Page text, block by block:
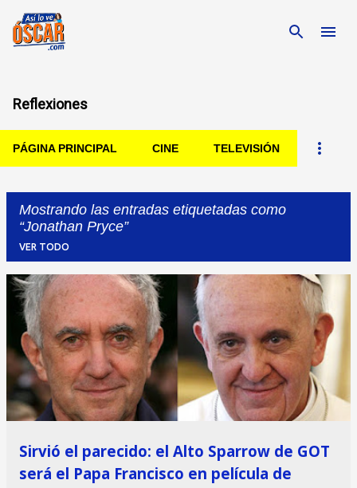
Reflexiones
PÁGINA PRINCIPAL CINE TELEVISIÓN
Mostrando las entradas etiquetadas como
Jonathan Pryce
VER TODO
Entradas
Sirvió el parecido: el Alto Sparrow de GOT
será el Papa Francisco en película de